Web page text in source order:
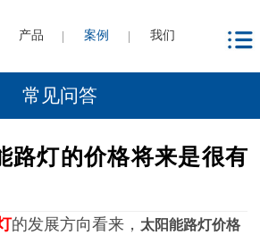
产品 案例 我们
常见问答
路灯的价格将来是很有
的发展方向看来， 太阳能路灯价格